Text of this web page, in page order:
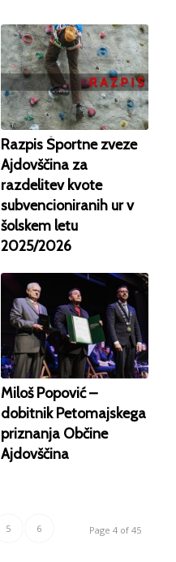
Razpis Športne zveze
Ajdovščina za
razdelitev kvote
subvencioniranih ur v
šolskem letu
2025/2026
Miloš Popović –
dobitnik Petomajskega
priznanja Občine
Ajdovščina
Page 4 of 45
5 6